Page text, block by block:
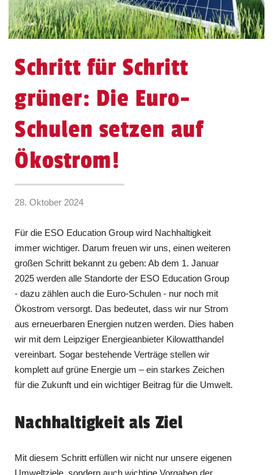
Schritt für Schritt
grüner: Die Euro-
Schulen setzen auf
Ökostrom!
28. Oktober 2024
Für die ESO Education Group wird Nachhaltigkeit
immer wichtiger. Darum freuen wir uns, einen weiteren
großen Schritt bekannt zu geben: Ab dem 1. Januar
2025 werden alle Standorte der ESO Education Group
- dazu zählen auch die Euro-Schulen - nur noch mit
Ökostrom versorgt. Das bedeutet, dass wir nur Strom
aus erneuerbaren Energien nutzen werden. Dies haben
wir mit dem Leipziger Energieanbieter Kilowatthandel
vereinbart. Sogar bestehende Verträge stellen wir
komplett auf grüne Energie um – ein starkes Zeichen
für die Zukunft und ein wichtiger Beitrag für die Umwelt.
Nachhaltigkeit als Ziel
Mit diesem Schritt erfüllen wir nicht nur unsere eigenen